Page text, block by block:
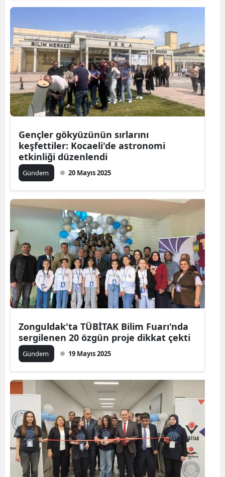
Gençler gökyüzünün sırlarını
keşfettiler: Kocaeli'de astronomi
etkinliği düzenlendi
Gündem 20 Mayıs 2025
Zonguldak'ta TÜBİTAK Bilim Fuarı'nda
sergilenen 20 özgün proje dikkat çekti
Gündem 19 Mayıs 2025